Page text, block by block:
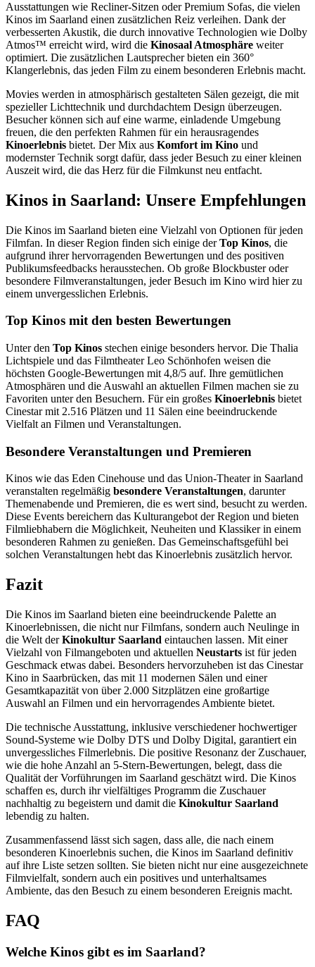
Ausstattungen wie Recliner-Sitzen oder Premium Sofas, die vielen
Kinos im Saarland einen zusätzlichen Reiz verleihen. Dank der
verbesserten Akustik, die durch innovative Technologien wie Dolby
Atmos™ erreicht wird, wird die Kinosaal Atmosphäre weiter
optimiert. Die zusätzlichen Lautsprecher bieten ein 360°
Klangerlebnis, das jeden Film zu einem besonderen Erlebnis macht.
Movies werden in atmosphärisch gestalteten Sälen gezeigt, die mit
spezieller Lichttechnik und durchdachtem Design überzeugen.
Besucher können sich auf eine warme, einladende Umgebung
freuen, die den perfekten Rahmen für ein herausragendes
Kinoerlebnis bietet. Der Mix aus Komfort im Kino und
modernster Technik sorgt dafür, dass jeder Besuch zu einer kleinen
Auszeit wird, die das Herz für die Filmkunst neu entfacht.
Kinos in Saarland: Unsere Empfehlungen
Die Kinos im Saarland bieten eine Vielzahl von Optionen für jeden
Filmfan. In dieser Region finden sich einige derTop Kinos, die
aufgrund ihrer hervorragenden Bewertungen und des positiven
Publikumsfeedbacks herausstechen. Ob große Blockbuster oder
besondere Filmveranstaltungen, jeder Besuch im Kino wird hier zu
einem unvergesslichen Erlebnis.
Top Kinos mit den besten Bewertungen
Unter den Top Kinos stechen einige besonders hervor. Die Thalia
Lichtspiele und das Filmtheater Leo Schönhofen weisen die
höchsten Google-Bewertungen mit 4,8/5 auf. Ihre gemütlichen
Atmosphären und die Auswahl an aktuellen Filmen machen sie zu
Favoriten unter den Besuchern. Für ein großes Kinoerlebnis bietet
Cinestar mit 2.516 Plätzen und 11 Sälen eine beeindruckende
Vielfalt an Filmen und Veranstaltungen.
Besondere Veranstaltungen und Premieren
Kinos wie das Eden Cinehouse und das Union-Theater in Saarland
veranstalten regelmäßig besondere Veranstaltungen, darunter
Themenabende und Premieren, die es wert sind, besucht zu werden.
Diese Events bereichern das Kulturangebot der Region und bieten
Filmliebhabern die Möglichkeit, Neuheiten und Klassiker in einem
besonderen Rahmen zu genießen. Das Gemeinschaftsgefühl bei
solchen Veranstaltungen hebt das Kinoerlebnis zusätzlich hervor.
Fazit
Die Kinos im Saarland bieten eine beeindruckende Palette an
Kinoerlebnissen, die nicht nur Filmfans, sondern auch Neulinge in
die Welt derKinokultur Saarland eintauchen lassen. Mit einer
Vielzahl von Filmangeboten und aktuellen Neustarts ist für jeden
Geschmack etwas dabei. Besonders hervorzuheben ist das Cinestar
Kino in Saarbrücken, das mit 11 modernen Sälen und einer
Gesamtkapazität von über 2.000 Sitzplätzen eine großartige
Auswahl an Filmen und ein hervorragendes Ambiente bietet.
Die technische Ausstattung, inklusive verschiedener hochwertiger
Sound-Systeme wie Dolby DTS und Dolby Digital, garantiert ein
unvergessliches Filmerlebnis. Die positive Resonanz der Zuschauer,
wie die hohe Anzahl an 5-Stern-Bewertungen, belegt, dass die
Qualität der Vorführungen im Saarland geschätzt wird. Die Kinos
schaffen es, durch ihr vielfältiges Programm die Zuschauer
nachhaltig zu begeistern und damit die Kinokultur Saarland
lebendig zu halten.
Zusammenfassend lässt sich sagen, dass alle, die nach einem
besonderen Kinoerlebnis suchen, die Kinos im Saarland definitiv
auf ihre Liste setzen sollten. Sie bieten nicht nur eine ausgezeichnete
Filmvielfalt, sondern auch ein positives und unterhaltsames
Ambiente, das den Besuch zu einem besonderen Ereignis macht.
FAQ
Welche Kinos gibt es im Saarland?